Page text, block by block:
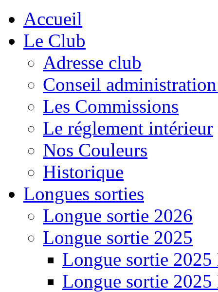
Accueil
Le Club
Adresse club
Conseil
Les Commissions
Le réglement intérieur
Nos Couleurs
Historique
Longues sorties
Longue sortie 2026
Longue sortie 2025
Longue sortie 2025
Longue sortie 2025